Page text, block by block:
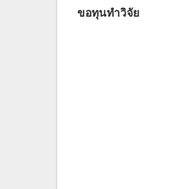
ขอทุนทำวิจัย